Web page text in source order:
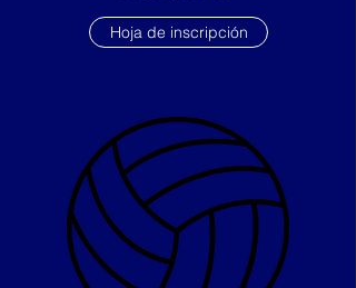
Hoja de inscripción